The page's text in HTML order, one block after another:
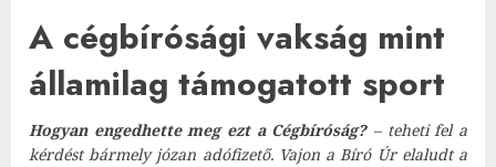
A cégbírósági vakság mint
államilag támogatott sport
Hogyan engedhette meg ezt a Cégbíróság?– teheti fel a
kérdést bármely józan adófizető. Vajon a Bíró Úr elaludt a